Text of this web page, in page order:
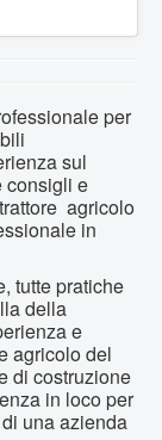
per
sul
consigli e
agricolo
in
tutte pratiche
della
e
agricolo del
di costruzione
in loco per
una azienda